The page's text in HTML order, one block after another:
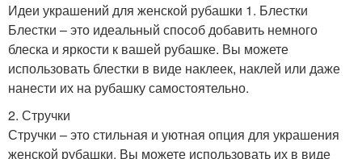
Идеи украшений для женской рубашки 1. Блестки
Блестки – это идеальный способ добавить немного
блеска и яркости к вашей рубашке. Вы можете
использовать блестки в виде наклеек, наклей или даже
нанести их на рубашку самостоятельно.
2. Стручки
Стручки – это стильная и уютная опция для украшения
женской рубашки. Вы можете использовать их в виде